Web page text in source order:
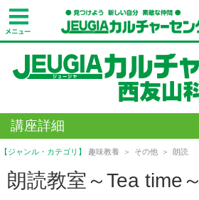
講座詳細
【ジャンル・カテゴリ】 趣味教養 その他 朗読
朗読教室～Tea time～